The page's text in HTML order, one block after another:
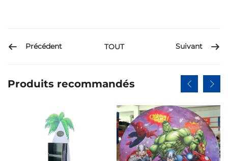
Précédent TOUT Suivant
Produits recommandés